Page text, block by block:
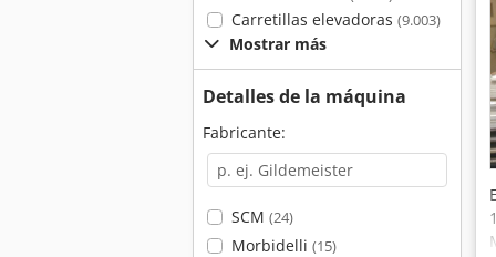
Carretillas elevadoras (9.003)
Mostrar más
Detalles de la máquina
Fabricante:
SCM (24)
Morbidelli (15)